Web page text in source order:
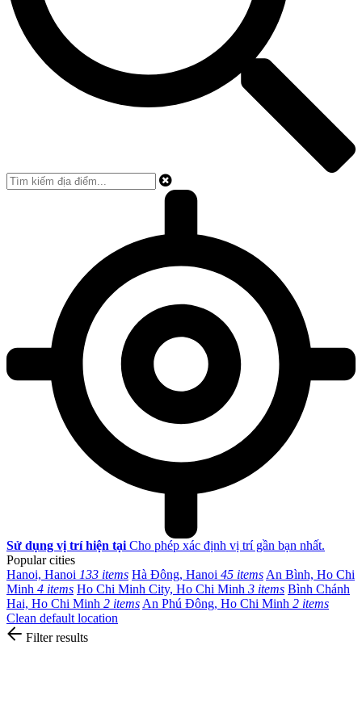
Sử dụng vị trí hiện tại Cho phép xác định vị trí gần bạn nhất.
Popular cities
Hanoi, Hanoi 133 items Hà Đông, Hanoi 45 items An Bình, Ho Chi
Minh 4 items Ho Chi Minh City, Ho Chi Minh 3 items Bình Chánh
Hai, Ho Chi Minh 2 items An Phú Đông, Ho Chi Minh 2 items
Clean default location
Filter results